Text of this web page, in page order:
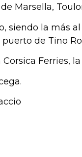
Marsella,
la más
de Tino
Ferries,